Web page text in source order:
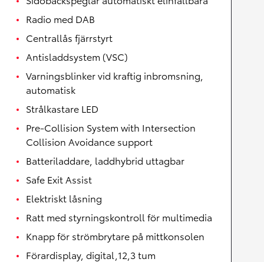
Radio med DAB
Centrallås fjärrstyrt
Antisladdsystem (VSC)
Varningsblinker vid kraftig inbromsning,
automatisk
Strålkastare LED
Pre-Collision System with Intersection
Collision Avoidance support
Batteriladdare, laddhybrid uttagbar
Safe Exit Assist
Elektriskt låsning
Ratt med styrningskontroll för multimedia
Knapp för strömbrytare på mittkonsolen
Förardisplay, digital,12,3 tum